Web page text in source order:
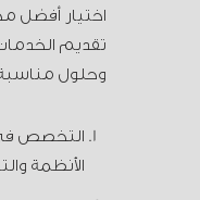
اختيار
تقديم
وحلول مناسبة
التخصص في
الأنظمة